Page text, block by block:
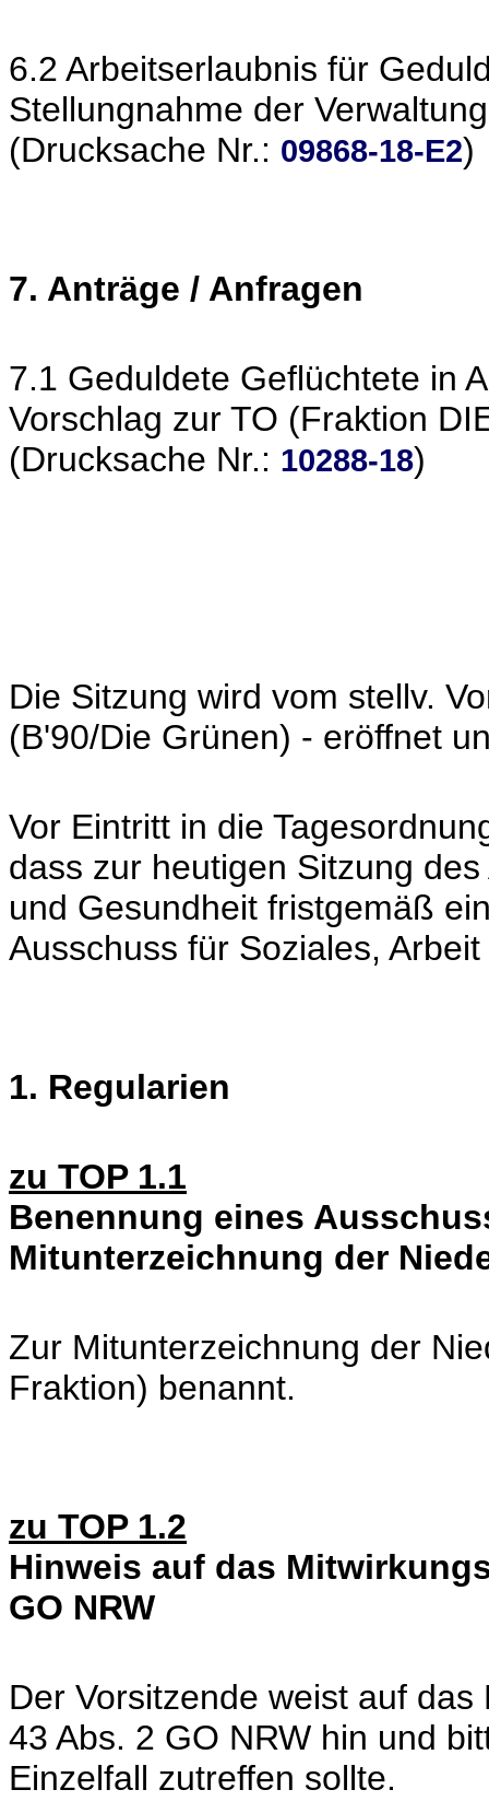
6.2 Arbeitserlaubnis für
Stellungnahme der Verwaltung
(Drucksache Nr.: 09868-18-E2)
7. Anträge / Anfragen
7.1 Geduldete Geflüchtete in
Vorschlag zur TO (Fraktion
(Drucksache Nr.: 10288-18)
Die Sitzung wird vom stellv.
(B'90/Die Grünen) - eröffnet
Vor Eintritt in die
dass zur heutigen Sitzung
und Gesundheit fristgemäß
Ausschuss für Soziales,
1. Regularien
zu TOP 1.1
Benennung eines
Mitunterzeichnung der
Zur Mitunterzeichnung der
Fraktion) benannt.
zu TOP 1.2
Hinweis auf das
GO NRW
Der Vorsitzende weist auf
43 Abs. 2 GO NRW hin und
Einzelfall zutreffen sollte.